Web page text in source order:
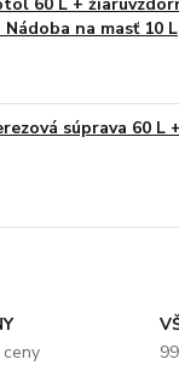
Nádoba na masť 10 L
súprava 60 L